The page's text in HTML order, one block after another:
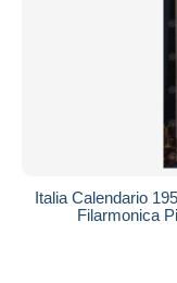
Italia Calendario
Filarmonica